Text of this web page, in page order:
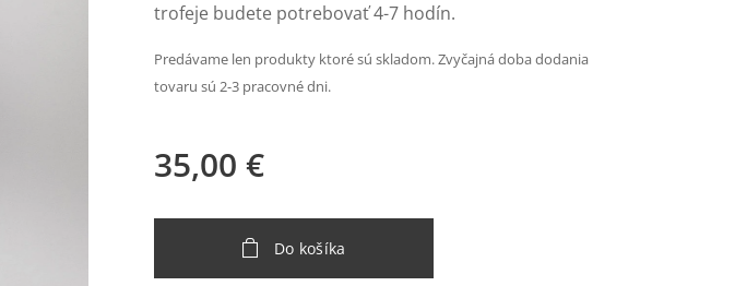
trofeje budete potrebovať 4-7 hodín.
Predávame len produkty ktoré sú skladom. Zvyčajná doba dodania
tovaru sú 2-3 pracovné dni.
35,00 €
Do košíka